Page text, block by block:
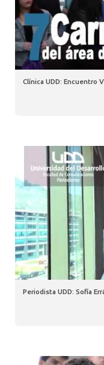
Clínica UDD: Encuentro
Periodista UDD: Sofía